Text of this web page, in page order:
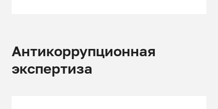
Антикоррупционная
экспертиза